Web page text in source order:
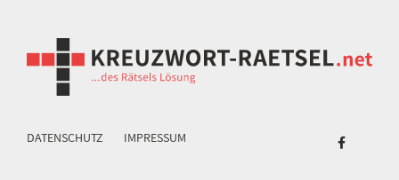
DATENSCHUTZ IMPRESSUM